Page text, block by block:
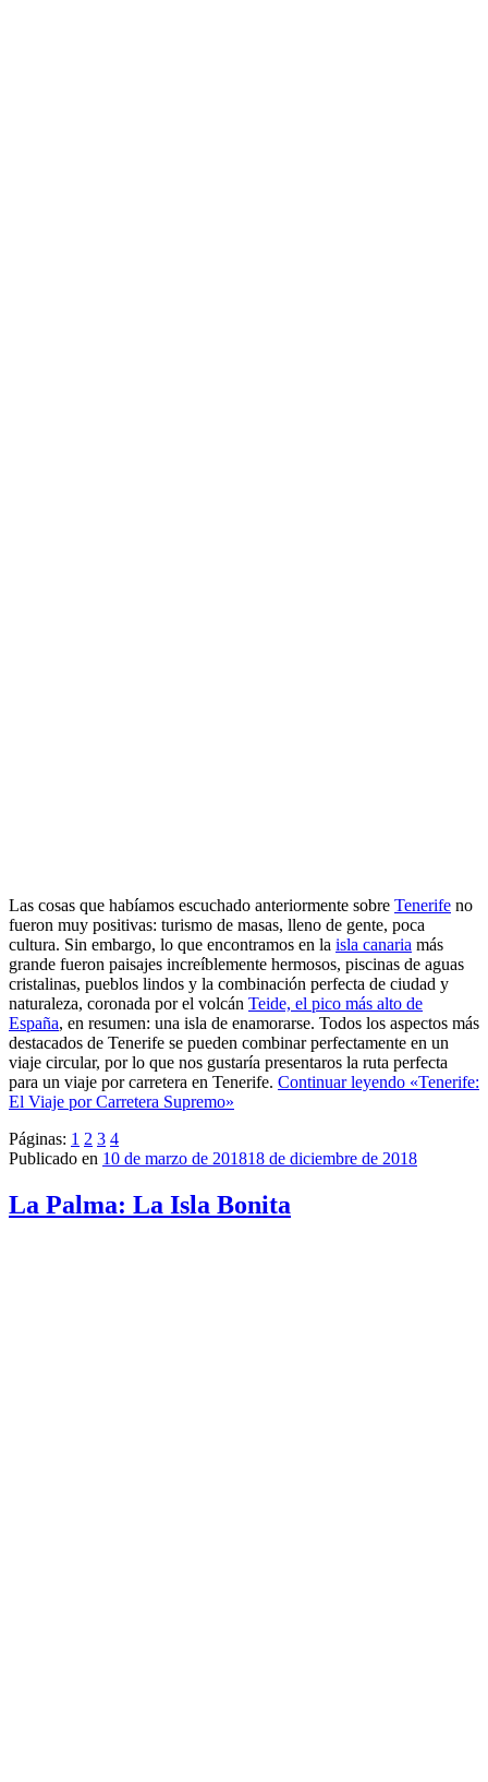
Las cosas que habíamos escuchado anteriormente sobre Tenerife no
fueron muy positivas: turismo de masas, lleno de gente, poca
cultura. Sin embargo, lo que encontramos en la isla canaria más
grande fueron paisajes increíblemente hermosos, piscinas de aguas
cristalinas, pueblos lindos y la combinación perfecta de ciudad y
naturaleza, coronada por el volcán Teide, el pico más alto de
España, en resumen: una isla de enamorarse. Todos los aspectos más
destacados de Tenerife se pueden combinar perfectamente en un
viaje circular, por lo que nos gustaría presentaros la ruta perfecta
para un viaje por carretera en Tenerife. Continuar leyendo «Tenerife:
El Viaje por Carretera Supremo»
Páginas: 1 2 3 4
Publicado en 10 de marzo de 201818 de diciembre de 2018
La Palma: La Isla Bonita